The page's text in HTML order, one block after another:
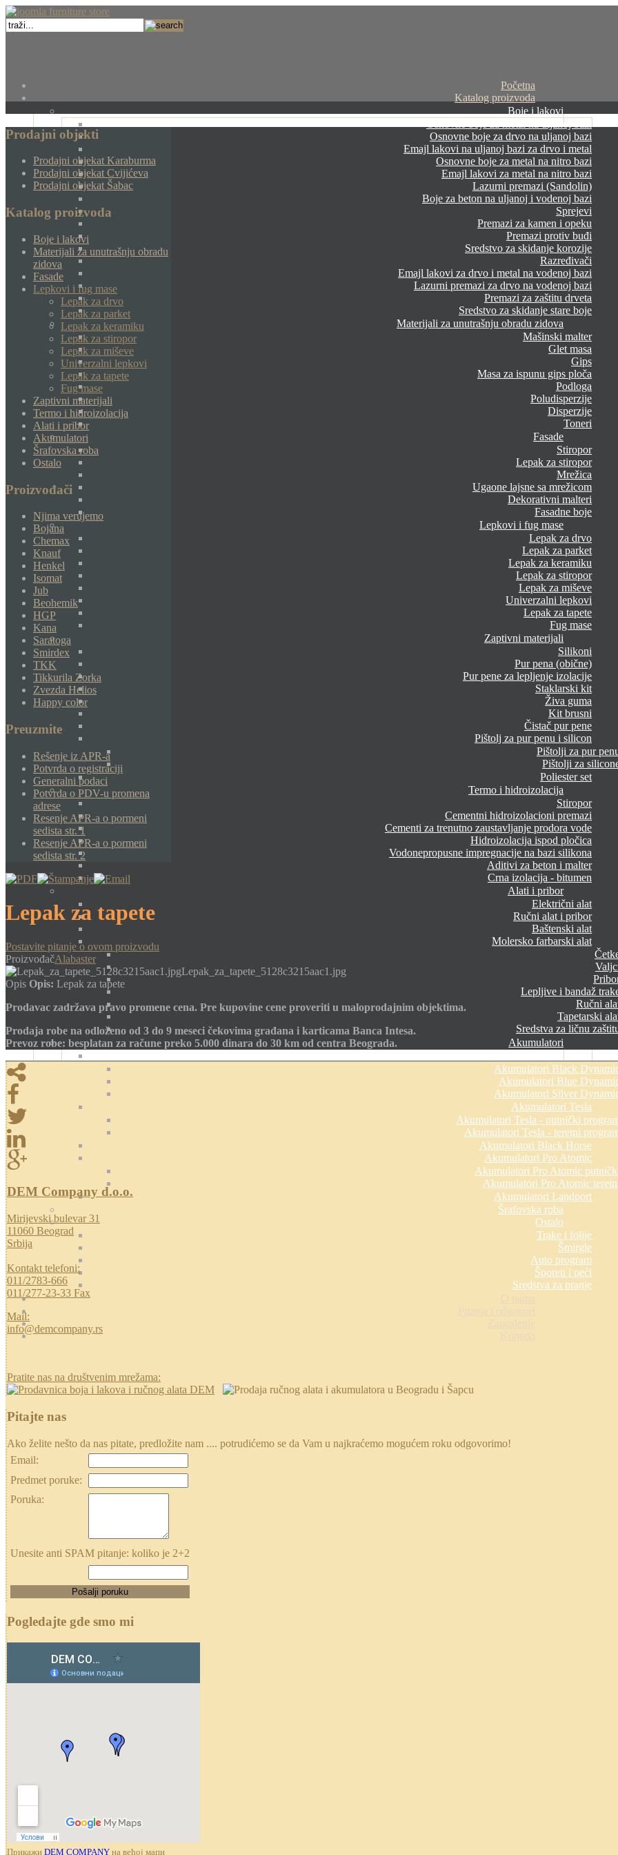
Početna
Katalog proizvoda
Boje i lakovi
Osnovne boje za metal na uljanoj bazi
Osnovne boje za drvo na uljanoj bazi
Emajl lakovi na uljanoj bazi za drvo i metal
Osnovne boje za metal na nitro bazi
Emajl lakovi za metal na nitro bazi
Lazurni premazi (Sandolin)
Boje za beton na uljanoj i vodenoj bazi
Sprejevi
Premazi za kamen i opeku
Premazi protiv buđi
Sredstvo za skidanje korozije
Razređivači
Emajl lakovi za drvo i metal na vodenoj bazi
Lazurni premazi za drvo na vodenoj bazi
Premazi za zaštitu drveta
Sredstvo za skidanje stare boje
Materijali za unutrašnju obradu zidova
Mašinski malter
Glet masa
Gips
Masa za ispunu gips ploča
Podloga
Poludisperzije
Disperzije
Toneri
Fasade
Stiropor
Lepak za stiropor
Mrežica
Ugaone lajsne sa mrežicom
Dekorativni malteri
Fasadne boje
Lepkovi i fug mase
Lepak za drvo
Lepak za parket
Lepak za keramiku
Lepak za stiropor
Lepak za miševe
Univerzalni lepkovi
Lepak za tapete
Fug mase
Zaptivni materijali
Silikoni
Pur pena (obične)
Pur pene za lepljenje izolacije
Staklarski kit
Živa guma
Kit brusni
Čistač pur pene
Pištolj za pur penu i silicon
Pištolji za pur
Pištolji za
Poliester set
Termo i hidroizolacija
Stiropor
Cementni hidroizolacioni premazi
Cementi za trenutno zaustavljanje prodora vode
Hidroizolacija ispod pločica
Vodonepropusne impregnacije na bazi silikona
Aditivi za beton i malter
Crna izolacija - bitumen
Alati i pribor
Električni alat
Ručni alat i pribor
Baštenski alat
Molersko farbarski alat
Lepljive i bandaž
Ručni
Tapetarski
Sredstva za ličnu
Akumulatori
Akumulatori Black
Akumulatori Blue
Akumulatori Silver
Akumulatori Tesla
Akumulatori Tesla - putnički
Akumulatori Tesla - teretni
Akumulatori Black Horse
Akumulatori Pro Atomic
Akumulatori Pro Atomic
Akumulatori Pro Atomic
Akumulatori Landport
Šrafovska roba
Ostalo
Trake i folije
Šmirgle
Auto program
Šporeti i peći
Sredstva za pranje
Prodajni objekti
Prodajni objekat Karaburma
Prodajni objekat Cvijićeva
Prodajni objekat Šabac
Katalog proizvoda
Boje i lakovi
Materijali za unutrašnju obradu
zidova
Fasade
Lepkovi i fug mase
Lepak za drvo
Lepak za parket
Lepak za keramiku
Lepak za stiropor
Lepak za miševe
Univerzalni lepkovi
Lepak za tapete
Fug mase
Zaptivni materijali
Termo i hidroizolacija
Alati i pribor
Akumulatori
Šrafovska roba
Ostalo
Proizvođači
Njima verujemo
Bojana
Chemax
Knauf
Henkel
Isomat
Jub
Beohemik
HGP
Kana
Saratoga
Smirdex
TKK
Tikkurila Zorka
Zvezda Helios
Happy color
Preuzmite
Rešenje iz APR-a
Potvrda o registraciji
Generalni podaci
Potvrda o PDV-u promena
adrese
Resenje APR-a o pormeni
sedista str. 1
Resenje APR-a o pormeni
sedista str. 2
Lepak za tapete
Postavite pitanje o ovom proizvodu
ProizvođačAlabaster
Lepak_za_tapete_5128c3215aac1.jpg
Opis Opis: Lepak za tapete
Prodavac zadržava pravo promene cena. Pre kupovine cene proveriti u maloprodajnim objektima.
Prodaja robe na odloženo od 3 do 9 meseci čekovima građana i karticama Banca Intesa.
Prevoz robe: besplatan za račune preko 5.000 dinara do 30 km od centra Beograda.
DEM Company d.o.o.
Mirijevski bulevar 31
11060 Beograd
Srbija
Kontakt telefoni:
011/2783-666
011/277-23-33 Fax
Mail:
info@demcompany.rs
Pratite nas na društvenim mrežama:
Pitajte nas
Ako želite nešto da nas pitate, predložite nam .... potrudićemo se da Vam u najkraćemo mogućem roku odgovorimo!
Email:
Predmet poruke:
Poruka:
Unesite anti SPAM pitanje: koliko je 2+2
Pogledajte gde smo mi
Прикажи DEM COMPANY на већој мапи